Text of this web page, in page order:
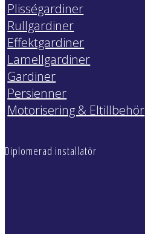
Plisségardiner
Rullgardiner
Effektgardiner
Lamellgardiner
Gardiner
Persienner
Motorisering & Eltillbehör
Diplomerad installatör